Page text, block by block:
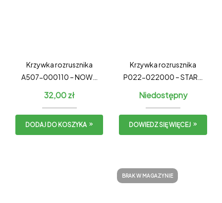
Krzywka rozrusznika
A507-000110 – NOWY
32,00zł
DODAJ DO KOSZYKA
Krzywka rozrusznika
P022-022000 – STARY
Niedostępny
DOWIEDZ SIĘ WIĘCEJ
BRAK W MAGAZYNIE